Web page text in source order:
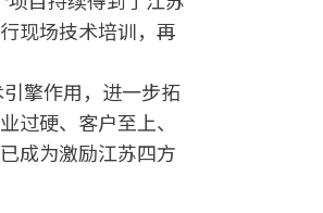
现场技术培训，再
擎作用，进一步拓
硬、客户至上、
成为激励江苏四方